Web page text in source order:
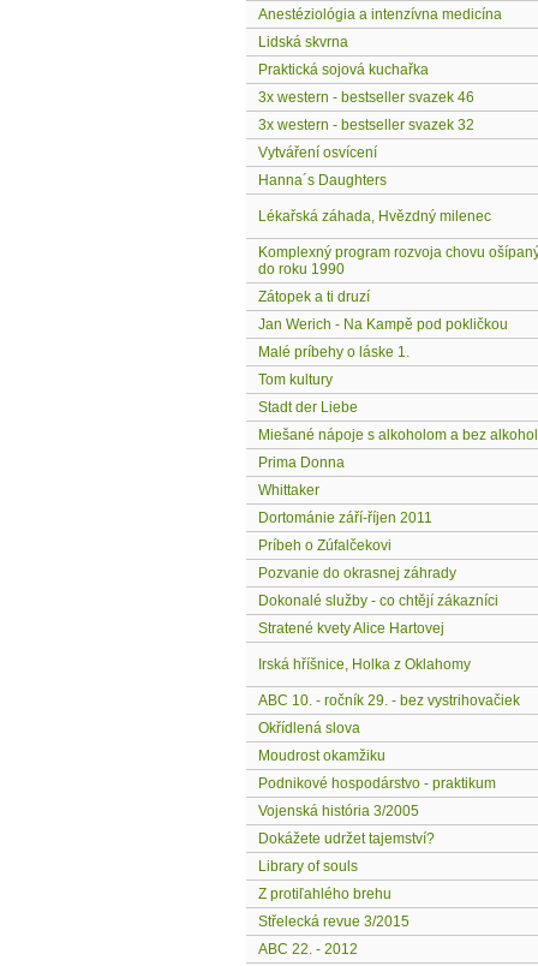
Anestéziológia a intenzívna medicína
Lidská skvrna
Praktická sojová kuchařka
3x western - bestseller svazek 46
3x western - bestseller svazek 32
Vytváření osvícení
Hanna´s Daughters
Lékařská záhada, Hvězdný milenec
Komplexný program rozvoja chovu
do roku 1990
Zátopek a ti druzí
Jan Werich - Na Kampě pod pokličkou
Malé príbehy o láske 1.
Tom kultury
Stadt der Liebe
Miešané nápoje s alkoholom a bez
Prima Donna
Whittaker
Dortománie září-říjen 2011
Príbeh o Zúfalčekovi
Pozvanie do okrasnej záhrady
Dokonalé služby - co chtějí zákazníci
Stratené kvety Alice Hartovej
Irská hříšnice, Holka z Oklahomy
ABC 10. - ročník 29. - bez vystrihovačiek
Okřídlená slova
Moudrost okamžiku
Podnikové hospodárstvo - praktikum
Vojenská história 3/2005
Dokážete udržet tajemství?
Library of souls
Z protiľahlého brehu
Střelecká revue 3/2015
ABC 22. - 2012